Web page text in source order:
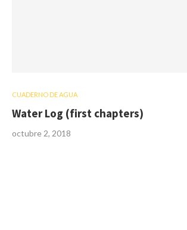
CUADERNO DE AGUA
Water Log (first chapters)
octubre 2, 2018